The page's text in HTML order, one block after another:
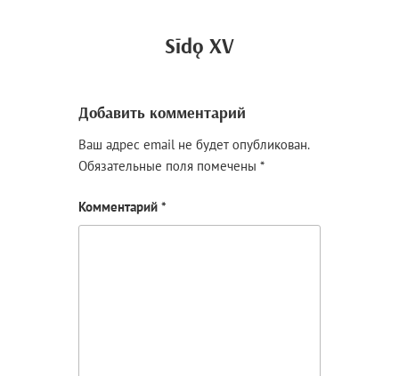
Sīdǫ XV
Добавить комментарий
Ваш адрес email не будет опубликован.
Обязательные поля помечены*
Комментарий*